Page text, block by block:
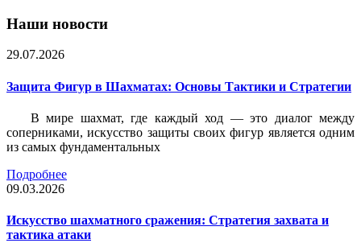
Наши новости
29.07.2026
Защита Фигур в Шахматах: Основы Тактики и Стратегии
В мире шахмат, где каждый ход — это диалог между
соперниками, искусство защиты своих фигур является одним
из самых фундаментальных
Подробнее
09.03.2026
Искусство шахматного сражения: Стратегия захвата и
тактика атаки